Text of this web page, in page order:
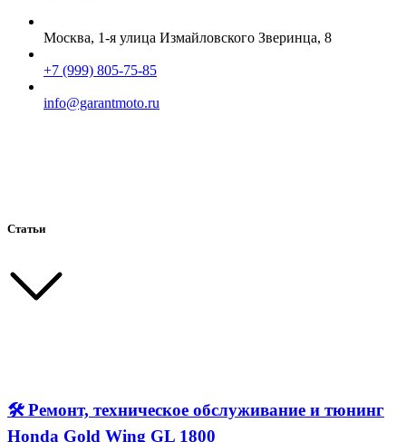
Москва, 1-я улица Измайловского Зверинца, 8
+7 (999) 805-75-85
info@garantmoto.ru
Статьи
🛠 Ремонт, техническое обслуживание и тюнинг
Honda Gold Wing GL 1800